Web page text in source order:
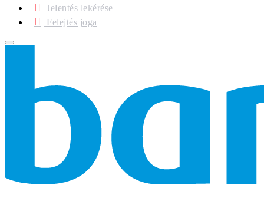
Jelentés lekérése
Felejtés joga